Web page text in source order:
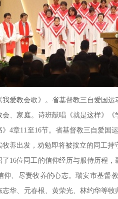
我爱教会歌》。省基督教三自爱国
、家庭。诗班献唱《就是这样》
4章11至16节。省基督教三自爱国
养出发，劝勉即将被按立的同工
了16位同工的信仰经历与服侍历程
仰、尽责牧养的心志。瑞安市基督
志华、元春根、黄荣光、林约华等